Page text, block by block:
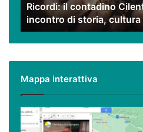
storia,
cultura
e
tradizioni
Ricordi: il contadino
incontro di storia,
Mappa interattiva
Cilento,
Vallo